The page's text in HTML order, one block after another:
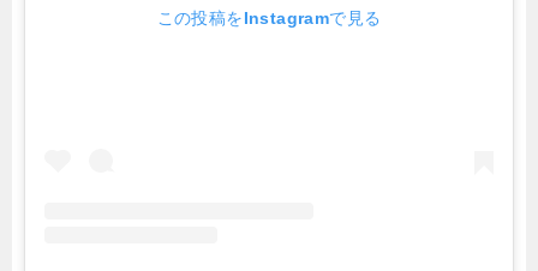
この投稿をInstagramで見る